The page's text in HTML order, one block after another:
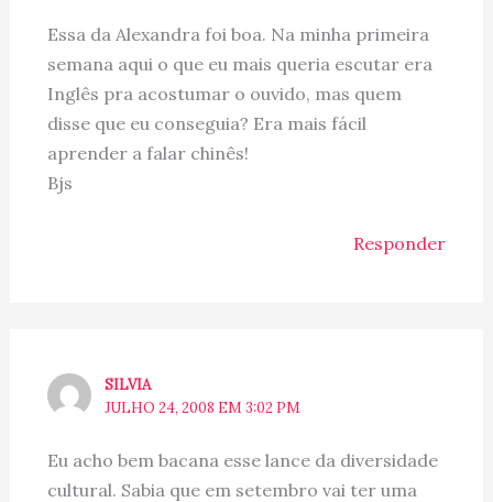
Essa da Alexandra foi boa. Na minha primeira
semana aqui o que eu mais queria escutar era
Inglês pra acostumar o ouvido, mas quem
disse que eu conseguia? Era mais fácil
aprender a falar chinês!
Bjs
Responder
SILVIA
JULHO 24, 2008 EM 3:02 PM
Eu acho bem bacana esse lance da diversidade
cultural. Sabia que em setembro vai ter uma